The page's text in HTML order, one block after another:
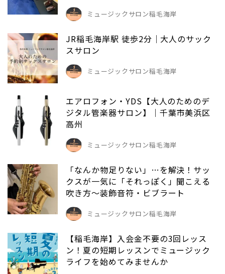
ミュージックサロン稲毛海岸
JR稲毛海岸駅 徒歩2分｜大人のサック
スサロン
ミュージックサロン稲毛海岸
エアロフォン・YDS【大人のためのデ
ジタル管楽器サロン】｜千葉市美浜区
高州
ミュージックサロン稲毛海岸
「なんか物足りない」…を解決！サッ
クスが一気に「それっぽく」聞こえる
吹き方〜装飾音符・ビブラート
ミュージックサロン稲毛海岸
【稲毛海岸】入会金不要の3回レッス
ン！夏の短期レッスンでミュージック
ライフを始めてみませんか